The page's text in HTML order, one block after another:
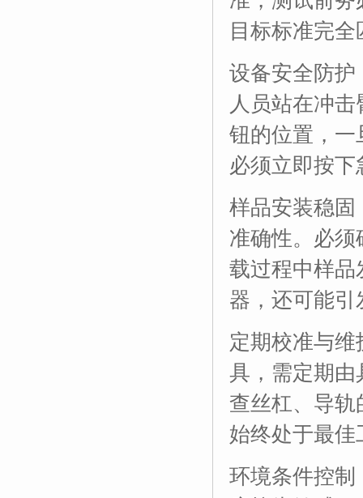
目标标准完
设备安全防护
人员站在冲
钮的位置，一
必须立即按
样品安装稳固
准确性。必
载过程中样品
器，还可能引
定期校准与
具，需定期由
查丝杠、导
始终处于最佳
环境条件控制